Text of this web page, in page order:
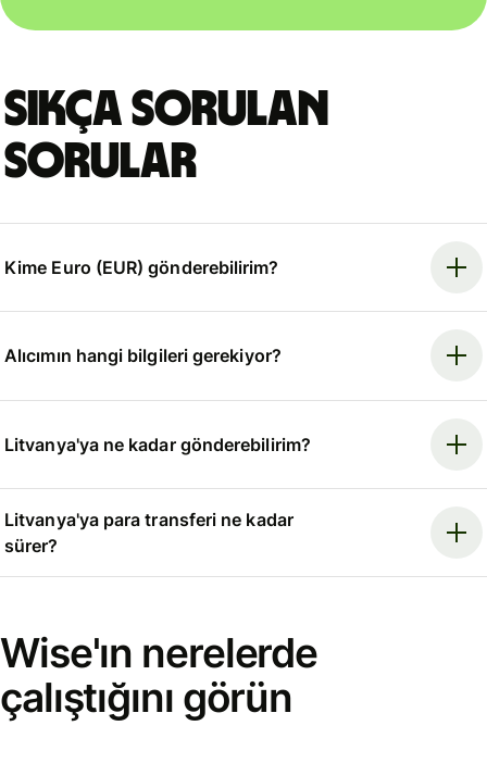
Sıkça sorulan
sorular
Kime Euro (EUR) gönderebilirim?
Alıcımın hangi bilgileri gerekiyor?
Litvanya'ya ne kadar gönderebilirim?
Litvanya'ya para transferi ne kadar
sürer?
Wise'ın nerelerde
çalıştığını görün